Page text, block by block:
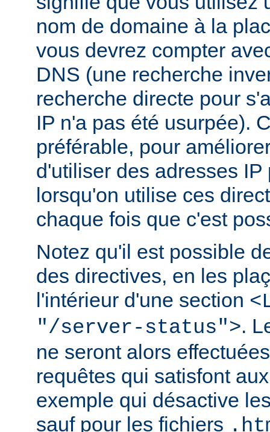
nom de domaine à la
vous devrez compter
DNS (une recherche
recherche directe pour
IP n'a pas été usurpée).
préférable, pour
d'utiliser des adresses
lorsqu'on utilise ces
chaque fois que c'est
Notez qu'il est possible
des directives, en les
l'intérieur d'une section
"/server-status">.
ne seront alors
requêtes qui satisfont
exemple qui désactive
sauf pour les fichiers